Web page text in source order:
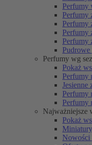
Perfumy
Perfumy
Perfumy
Perfumy
Perfumy
Perfumy wg
Pokaż
Perfumy
Jesienne
Perfumy
Perfumy
Najważniejsze
Pokaż
Nowości